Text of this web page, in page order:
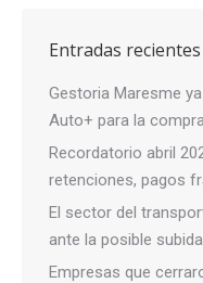
Entradas recientes
Gestoria Maresme
Auto+ para la
Recordatorio abril
retenciones, pagos
El sector del
ante la posible
Empresas que